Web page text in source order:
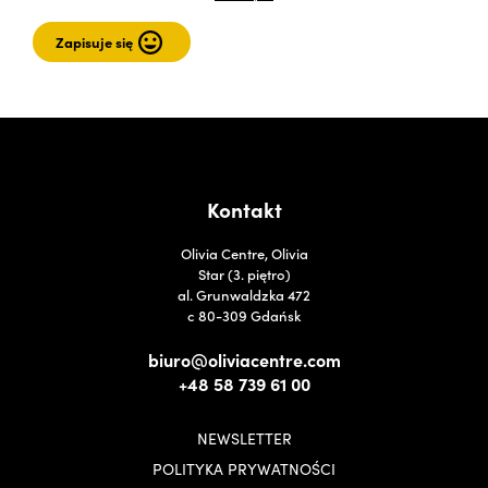
Kontakt
Olivia Centre, Olivia
Star (3. piętro)
al. Grunwaldzka 472
c 80-309 Gdańsk
biuro@oliviacentre.com
+48 58 739 61 00
NEWSLETTER
POLITYKA PRYWATNOŚCI